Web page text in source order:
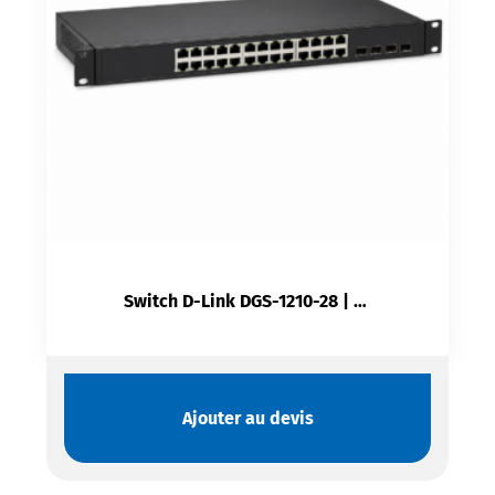
Switch D-Link DGS-1210-28 | 24 Ports Gigabit + 4 SFP Manageable L2+
Ajouter au devis